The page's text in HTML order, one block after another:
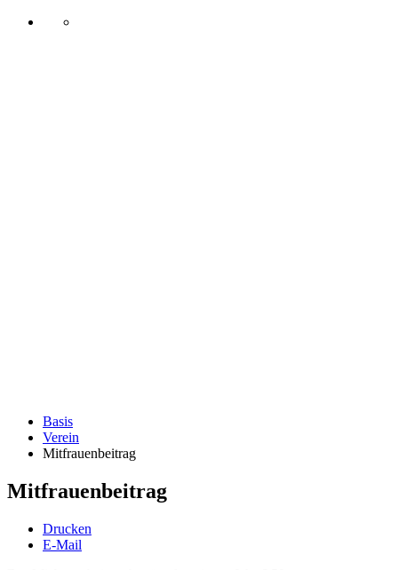
Basis
Verein
Mitfrauenbeitrag
Mitfrauenbeitrag
Drucken
E-Mail